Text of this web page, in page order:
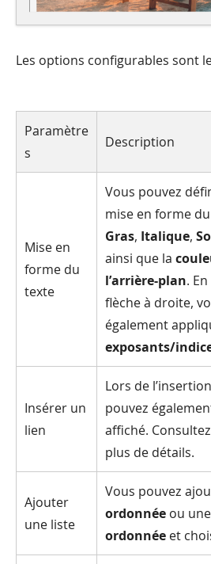
Les options configurables sont
Paramètre
s
Description
Mise en
forme du
texte
Vous pouvez
mise en forme
Gras, Italique,
ainsi que la
l’arrière-plan.
flèche à droite,
également
exposants/
Insérer un
lien
Lors de
pouvez
affiché. Consultez
plus de détails.
Ajouter
une liste
Vous pouvez
ordonnée ou une
ordonnée et